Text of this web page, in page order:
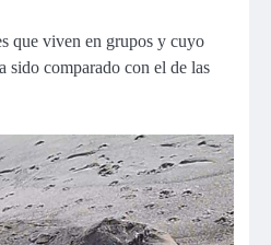
que viven en grupos y cuyo
sido comparado con el de las